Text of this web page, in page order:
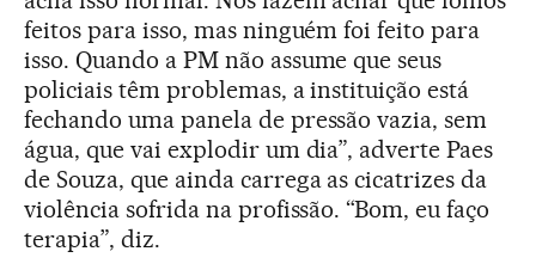
feitos para isso, mas ninguém foi feito para
isso. Quando a PM não assume que seus
policiais têm problemas, a instituição está
fechando uma panela de pressão vazia, sem
água, que vai explodir um dia”, adverte Paes
de Souza, que ainda carrega as cicatrizes da
violência sofrida na profissão. “Bom, eu faço
terapia”, diz.